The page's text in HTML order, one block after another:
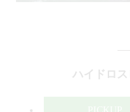
ハイドロ